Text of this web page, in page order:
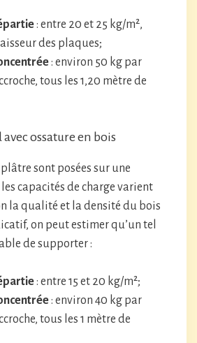
: entre 20 et 25 kg/m²,
des plaques;
: environ 50 kg par
tous les 1,20 mètre de
ossature en bois
sont posées sur une
capacités de charge varient
la qualité et la densité du bois
on peut estimer qu’un tel
de supporter :
: entre 15 et 20 kg/m²;
: environ 40 kg par
tous les 1 mètre de